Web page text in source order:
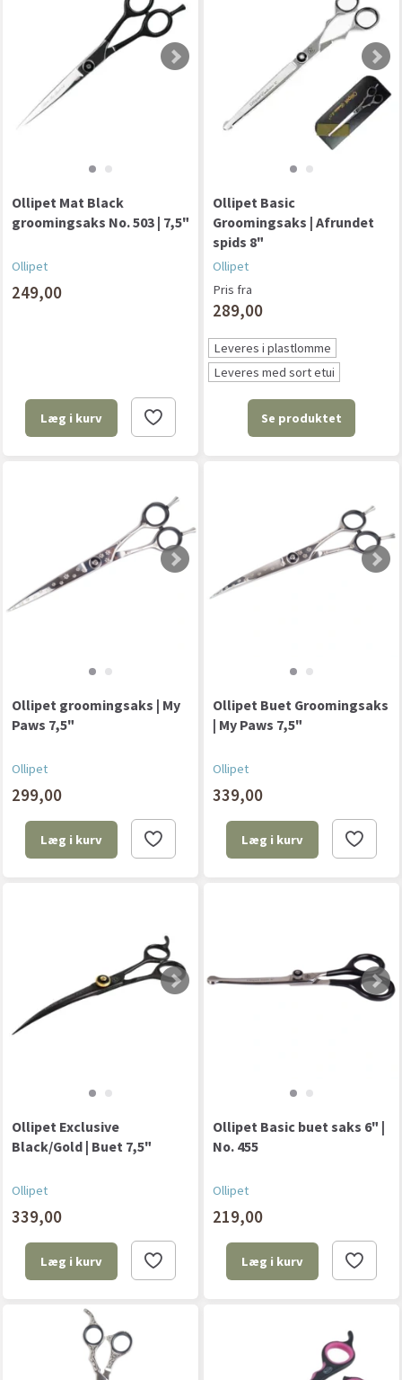
Ollipet Mat Black
groomingsaks No. 503 | 7,5"
Ollipet
249,00
Læg i kurv
Ollipet Basic
Groomingsaks | Afrundet
spids 8"
Ollipet
Pris fra
289,00
Leveres i plastlomme
Leveres med sort etui
Se produktet
Ollipet groomingsaks | My
Paws 7,5"
Ollipet
299,00
Læg i kurv
Ollipet Buet Groomingsaks
| My Paws 7,5"
Ollipet
339,00
Læg i kurv
Ollipet Exclusive
Black/Gold | Buet 7,5"
Ollipet
339,00
Læg i kurv
Ollipet Basic buet saks 6" |
No. 455
Ollipet
219,00
Læg i kurv